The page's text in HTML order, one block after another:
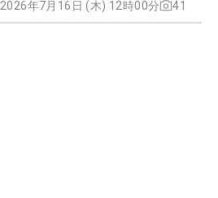
2026年7月16日 (木) 12時00分 41